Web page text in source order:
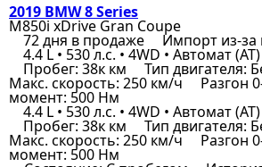
2019 BMW 8 Series
M850i xDrive Gran Coupe
72 дня в продаже Импорт из-за
4.4 L • 530 л.с. • 4WD • Автомат
Пробег: 38к км Тип двигателя:
Макс. скорость: 250 км/ч Разгон
момент: 500 Нм
4.4 L • 530 л.с. • 4WD • Автомат
Пробег: 38к км Тип двигателя:
Макс. скорость: 250 км/ч Разгон
момент: 500 Нм